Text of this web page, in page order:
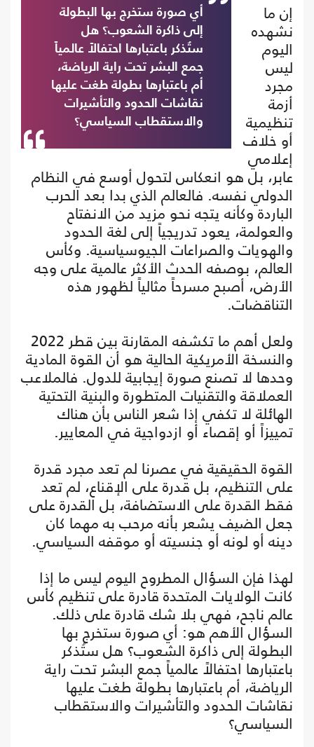
أي صورة ستخرج بها البطولة
إلى ذاكرة الشعوب؟ هل
ستُذكر باعتبارها احتفالاً عالمياً
جمع البشر تحت راية الرياضة،
أم باعتبارها بطولة طغت عليها
نقاشات الحدود والتأشيرات
والاستقطاب السياسي؟
إن ما
نشهده
اليوم
ليس
مجرد
أزمة
تنظيمية
أو خلاف
إعلامي
عابر، بل هو انعكاس لتحول أوسع في النظام
الدولي نفسه. فالعالم الذي بدا بعد الحرب
الباردة وكأنه يتجه نحو مزيد من الانفتاح
والعولمة، يعود تدريجياً إلى لغة الحدود
والهويات والصراعات الجيوسياسية. وكأس
العالم، بوصفه الحدث الأكثر عالمية على وجه
الأرض، أصبح مسرحاً مثالياً لظهور هذه
التناقضات.
ولعل أهم ما تكشفه المقارنة بين قطر 2022
والنسخة الأمريكية الحالية هو أن القوة المادية
وحدها لا تصنع صورة إيجابية للدول. فالملاعب
العملاقة والتقنيات المتطورة والبنية التحتية
الهائلة لا تكفي إذا شعر الناس بأن هناك
تمييزاً أو إقصاء أو ازدواجية في المعايير.
القوة الحقيقية في عصرنا لم تعد مجرد قدرة
على التنظيم، بل قدرة على الإقناع، لم تعد
فقط القدرة على الاستضافة، بل القدرة على
جعل الضيف يشعر بأنه مرحب به مهما كان
دينه أو لونه أو جنسيته أو موقفه السياسي.
لهذا فإن السؤال المطروح اليوم ليس ما إذا
كانت الولايات المتحدة قادرة على تنظيم كأس
عالم ناجح، فهي بلا شك قادرة على ذلك.
السؤال الأهم هو: أي صورة ستخرج بها
البطولة إلى ذاكرة الشعوب؟ هل ستُذكر
باعتبارها احتفالاً عالمياً جمع البشر تحت راية
الرياضة، أم باعتبارها بطولة طغت عليها
نقاشات الحدود والتأشيرات والاستقطاب
السياسي؟